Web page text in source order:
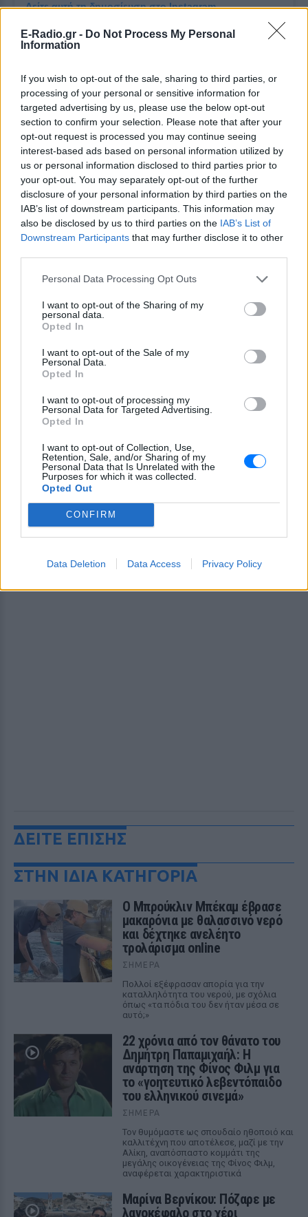
E-Radio.gr - Do Not Process My Personal
Information
If you wish to opt-out of the sale, sharing to third parties, or
processing of your personal or sensitive information for
targeted advertising by us, please use the below opt-out
section to confirm your selection. Please note that after your
opt-out request is processed you may continue seeing
interest-based ads based on personal information utilized by
us or personal information disclosed to third parties prior to
your opt-out. You may separately opt-out of the further
disclosure of your personal information by third parties on the
IAB’s list of downstream participants. This information may
also be disclosed by us to third parties on the IAB’s List of
Downstream Participants that may further disclose it to other
Personal Data Processing Opt Outs
I want to opt-out of the Sharing of my
personal data.
Opted In
I want to opt-out of the Sale of my
Personal Data.
Opted In
I want to opt-out of processing my
Personal Data for Targeted Advertising.
Opted In
I want to opt-out of Collection, Use,
Retention, Sale, and/or Sharing of my
Personal Data that Is Unrelated with the
Purposes for which it was collected.
Opted Out
CONFIRM
Data Deletion Data Access Privacy Policy
Δείτε αυτή τη δημοσίευση στο Instagram.
Η δημοσίευση κοινοποιήθηκε από το χρήστη Dana International (@danainternational)
Ακολουθήστε το E-Radio.gr στο
και μάθετε πρώτοιτα πιο hot νέα
Εσύ μπήκες στο E-Daily.gr; Τα νέα της ημέρας
και ότι σου κάνει κλικ!
Ακολουθήστε το E-Radio.gr και στο Instagram
ΔΙΑΦΗΜΙΣΗ
ΔΕΙΤΕ ΕΠΙΣΗΣ
ΣΤΗΝ ΙΔΙΑ ΚΑΤΗΓΟΡΙΑ
Ο Μπρούκλιν Μπέκαμ έβρασε
μακαρόνια με θαλασσινό νερό
και δέχτηκε ανελέητο
τρολάρισμα online
ΣΉΜΕΡΑ
Πολλοί εξέφρασαν απορία για την
καταλληλότητα του νερού, με σχόλια
όπως «τα πόδια του δεν ήταν μέσα σε
αυτό;»
22 χρόνια από τον θάνατο του
Δημήτρη Παπαμιχαήλ: Η
ανάρτηση της Φίνος Φιλμ για
το «γοητευτικό λεβεντόπαιδο
του ελληνικού σινεμά»
ΣΉΜΕΡΑ
Τον θυμόμαστε ως σπουδαίο ηθοποιό και
καλλιτέχνη που αποτέλεσε, μαζί με την
Αλίκη, αναπόσπαστο κομμάτι της
μεγάλης οικογένειας της Φίνος Φιλμ,
αναφέρεται χαρακτηριστικά
Μαρίνα Βερνίκου: Πόζαρε με
λαγοκέφαλο στο χέρι